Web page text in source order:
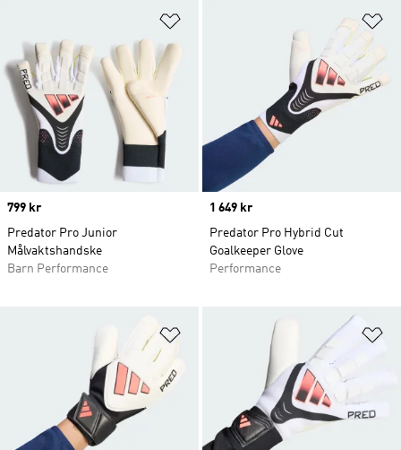
Price
799 kr
Predator Pro Junior
Målvaktshandske
Barn Performance
Price
1 649 kr
Predator Pro Hybrid Cut
Goalkeeper Glove
Performance
Lägg till på önskelistan